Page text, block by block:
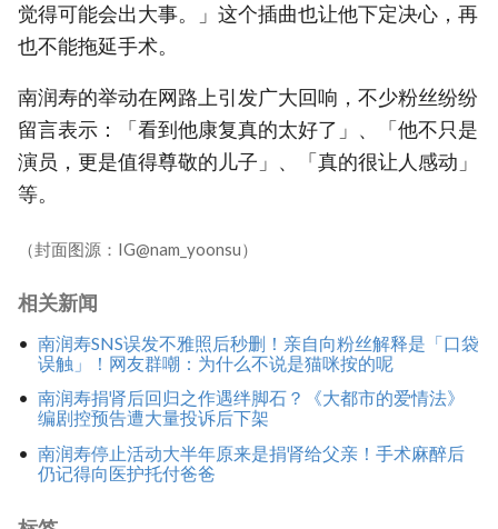
觉得可能会出大事。」这个插曲也让他下定决心，再
也不能拖延手术。
南润寿的举动在网路上引发广大回响，不少粉丝纷纷
留言表示：「看到他康复真的太好了」、「他不只是
演员，更是值得尊敬的儿子」、「真的很让人感动」
等。
（封面图源：IG@nam_yoonsu）
相关新闻
南润寿SNS误发不雅照后秒删！亲自向粉丝解释是「口袋
误触」！网友群嘲：为什么不说是猫咪按的呢
南润寿捐肾后回归之作遇绊脚石？《大都市的爱情法》
编剧控预告遭大量投诉后下架
南润寿停止活动大半年原来是捐肾给父亲！手术麻醉后
仍记得向医护托付爸爸